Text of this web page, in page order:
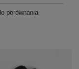
porównania